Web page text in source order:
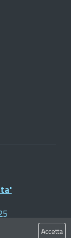
riservatiAccetta